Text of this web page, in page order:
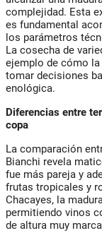
complejidad. Esta
es fundamental
los parámetros
La cosecha de
ejemplo de cómo
tomar decisiones
enológica.
Diferencias entre
copa
La comparación
Bianchi revela
fue más pareja y
frutas tropicales y
Chacayes, la
permitiendo vinos
de altura muy